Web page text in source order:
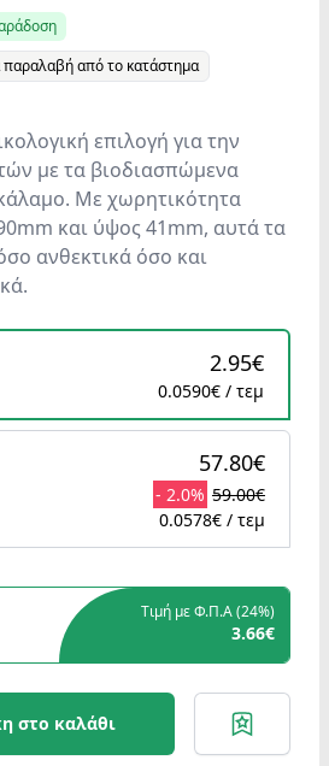
παραλαβή από το κατάστημα
επιλογή για την
με τα βιοδιασπώμενα
Με χωρητικότητα
και ύψος 41mm, αυτά τα
ανθεκτικά όσο και
2.95€
0.0590€ / τεμ
57.80€
- 2.0% 59.00€
0.0578€ / τεμ
Τιμή με Φ.Π.Α (24%)
3.66€
στο καλάθι